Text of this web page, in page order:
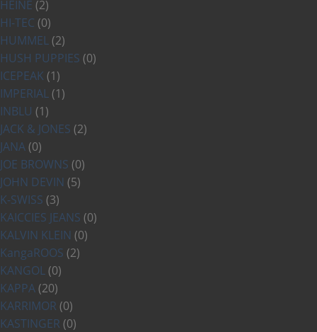
HEINE (2)
HI-TEC (0)
HUMMEL (2)
HUSH PUPPIES (0)
ICEPEAK (1)
IMPERIAL (1)
INBLU (1)
JACK & JONES (2)
JANA (0)
JOE BROWNS (0)
JOHN DEVIN (5)
K-SWISS (3)
KAICCIES JEANS (0)
KALVIN KLEIN (0)
KangaROOS (2)
KANGOL (0)
KAPPA (20)
KARRIMOR (0)
KASTINGER (0)